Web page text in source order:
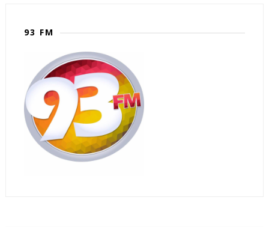
93 FM